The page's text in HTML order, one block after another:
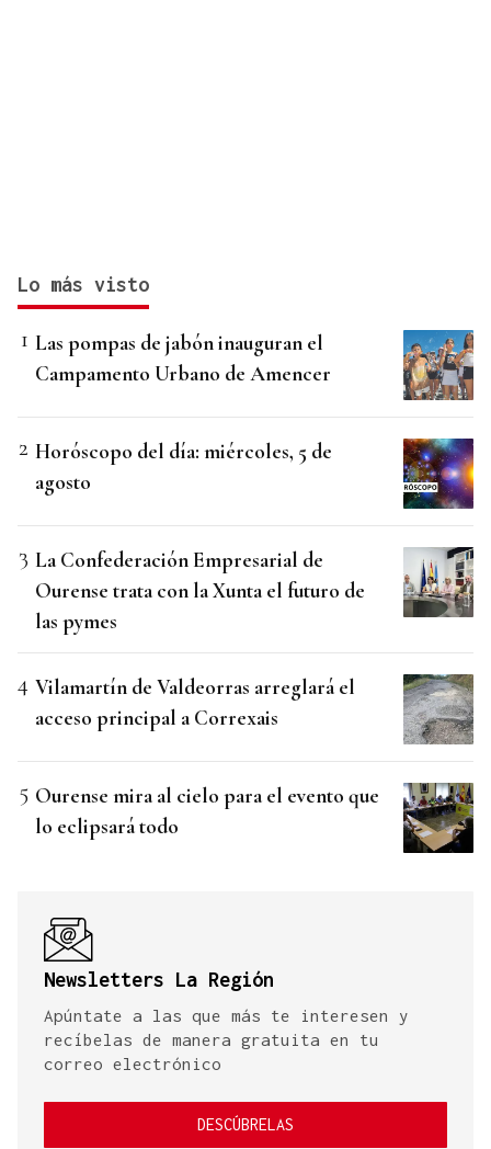
Lo más visto
Las pompas de jabón inauguran el
Campamento Urbano de Amencer
Horóscopo del día: miércoles, 5 de
agosto
La Confederación Empresarial de
Ourense trata con la Xunta el futuro de
las pymes
Vilamartín de Valdeorras arreglará el
acceso principal a Correxais
Ourense mira al cielo para el evento que
lo eclipsará todo
Newsletters La Región
Apúntate a las que más te interesen y
recíbelas de manera gratuita en tu
correo electrónico
DESCÚBRELAS